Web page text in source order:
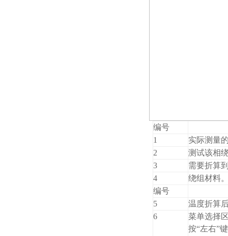
编号
1
实际测量
2
测试该相
3
需要折算
4
绕组材料
编号
5
温度折算
6
菜单选择
按“左右”